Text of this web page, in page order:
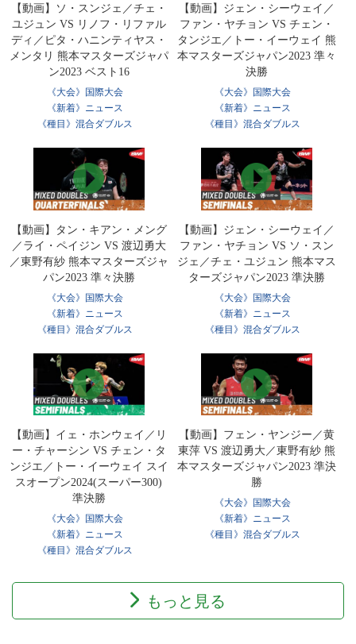
【動画】ソ・スンジェ／チェ・
ユジュン VS リノフ・リファル
ディ／ピタ・ハニンティヤス・
メンタリ 熊本マスターズジャパ
ン2023 ベスト16
《大会》国際大会
《新着》ニュース
《種目》混合ダブルス
【動画】ジェン・シーウェイ／
ファン・ヤチョン VS チェン・
タンジエ／トー・イーウェイ 熊
本マスターズジャパン2023 準々
決勝
《大会》国際大会
《新着》ニュース
《種目》混合ダブルス
【動画】タン・キアン・メング
／ライ・ペイジン VS 渡辺勇大
／東野有紗 熊本マスターズジャ
パン2023 準々決勝
《大会》国際大会
《新着》ニュース
《種目》混合ダブルス
【動画】ジェン・シーウェイ／
ファン・ヤチョン VS ソ・スン
ジェ／チェ・ユジュン 熊本マス
ターズジャパン2023 準決勝
《大会》国際大会
《新着》ニュース
《種目》混合ダブルス
【動画】イェ・ホンウェイ／リ
ー・チャーシン VS チェン・タ
ンジエ／トー・イーウェイ スイ
スオープン2024(スーパー300)
準決勝
《大会》国際大会
《新着》ニュース
《種目》混合ダブルス
【動画】フェン・ヤンジー／黄
東萍 VS 渡辺勇大／東野有紗 熊
本マスターズジャパン2023 準決
勝
《大会》国際大会
《新着》ニュース
《種目》混合ダブルス
もっと見る